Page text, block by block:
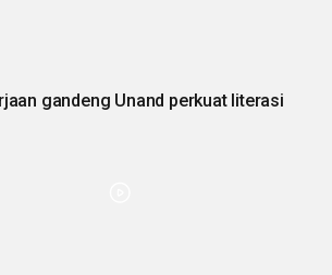
gandeng Unand perkuat literasi